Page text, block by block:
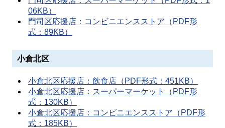
06KB）
門司区応援店：コンビニエンスストア（PDF形
式：89KB）
小倉北区
小倉北区応援店：飲食店（PDF形式：451KB）
小倉北区応援店：スーパーマーケット（PDF形
式：130KB）
小倉北区応援店：コンビニエンスストア（PDF形
式：185KB）